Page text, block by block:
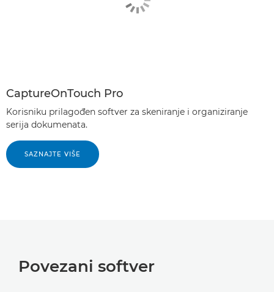
CaptureOnTouch Pro
Korisniku prilagođen softver za skeniranje i organiziranje
serija dokumenata.
SAZNAJTE VIŠE
Povezani softver